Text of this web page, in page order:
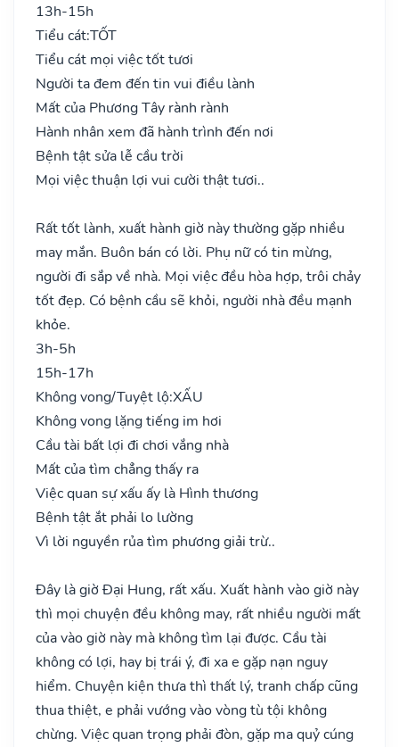
13h-15h
Tiểu cát:TỐT
Tiểu cát mọi việc tốt tươi
Người ta đem đến tin vui điều lành
Mất của Phương Tây rành rành
Hành nhân xem đã hành trình đến nơi
Bệnh tật sửa lễ cầu trời
Mọi việc thuận lợi vui cười thật tươi..
Rất tốt lành, xuất hành giờ này thường gặp nhiều
may mắn. Buôn bán có lời. Phụ nữ có tin mừng,
người đi sắp về nhà. Mọi việc đều hòa hợp, trôi chảy
tốt đẹp. Có bệnh cầu sẽ khỏi, người nhà đều mạnh
khỏe.
3h-5h
15h-17h
Không vong/Tuyệt lộ:XẤU
Không vong lặng tiếng im hơi
Cầu tài bất lợi đi chơi vắng nhà
Mất của tìm chẳng thấy ra
Việc quan sự xấu ấy là Hình thương
Bệnh tật ắt phải lo lường
Vì lời nguyền rủa tìm phương giải trừ..
Đây là giờ Đại Hung, rất xấu. Xuất hành vào giờ này
thì mọi chuyện đều không may, rất nhiều người mất
của vào giờ này mà không tìm lại được. Cầu tài
không có lợi, hay bị trái ý, đi xa e gặp nạn nguy
hiểm. Chuyện kiện thưa thì thất lý, tranh chấp cũng
thua thiệt, e phải vướng vào vòng tù tội không
chừng. Việc quan trọng phải đòn, gặp ma quỷ cúng